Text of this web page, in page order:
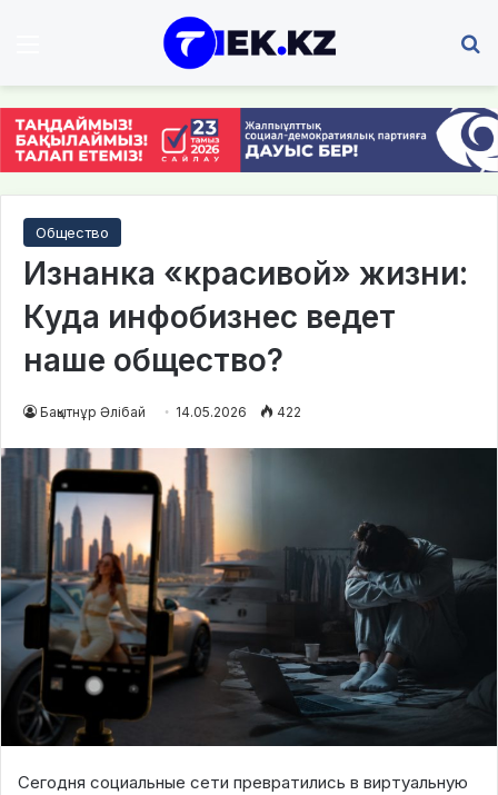
Общество
Изнанка «красивой» жизни:
Куда инфобизнес ведет
наше общество?
Бақытнұр Әлібай 14.05.2026 422
Сегодня социальные сети превратились в виртуальную